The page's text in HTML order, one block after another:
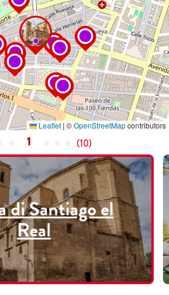
Leaflet |©OpenStreetMapcontributors
1 (10)
di Santiago el
Real